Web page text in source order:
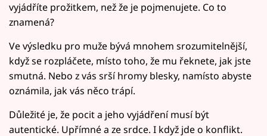
vyjádříte prožitkem, než že je pojmenujete. Co to
znamená?
Ve výsledku pro muže bývá mnohem srozumitelnější,
když se rozpláčete, místo toho, že mu řeknete, jak jste
smutná. Nebo z vás srší hromy blesky, namísto abyste
oznámila, jak vás něco trápí.
Důležité je, že pocit a jeho vyjádření musí být
autentické. Upřímné a ze srdce. I když jde o konflikt.